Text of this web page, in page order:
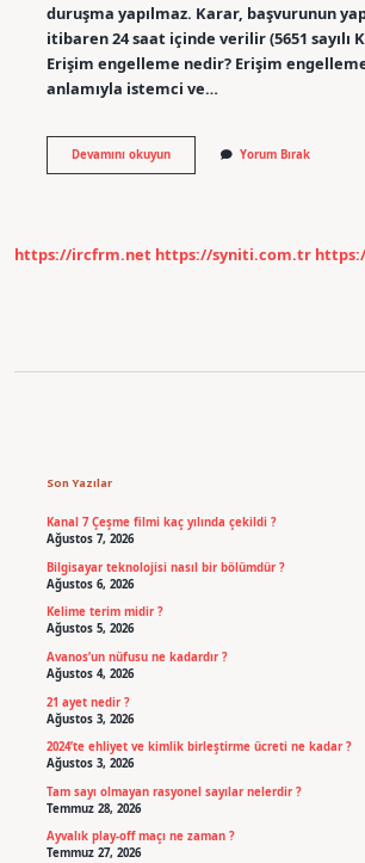
duruşma yapılmaz. Karar, başvurunun
itibaren 24 saat içinde verilir (5651 sayılı
Erişim engelleme nedir? Erişim
anlamıyla istemci ve…
Devamını okuyunErişim
Yasağı
Yorum Bırak
https://ircfrm.net https://syniti.com.tr
Son Yazılar
Kanal 7 Çeşme filmi kaç yılında çekildi ?
Ağustos 7, 2026
Bilgisayar teknolojisi nasıl bir bölümdür ?
Ağustos 6, 2026
Kelime terim midir ?
Ağustos 5, 2026
Avanos’un nüfusu ne kadardır ?
Ağustos 4, 2026
21 ayet nedir ?
Ağustos 3, 2026
2024’te ehliyet ve kimlik birleştirme ücreti ne kadar ?
Ağustos 3, 2026
Tam sayı olmayan rasyonel sayılar nelerdir ?
Temmuz 28, 2026
Ayvalık play-off maçı ne zaman ?
Temmuz 27, 2026